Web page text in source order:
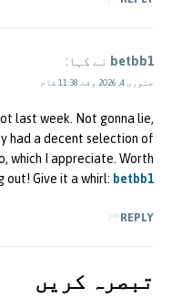
betbb1 نے کہا:
جنوری 4, 2026 وقت 11:38 شام
last week. Not gonna lie,
had a decent selection of
which I appreciate. Worth
out! Give it a whirl: betbb1
REPLY
تبصرہ کريں